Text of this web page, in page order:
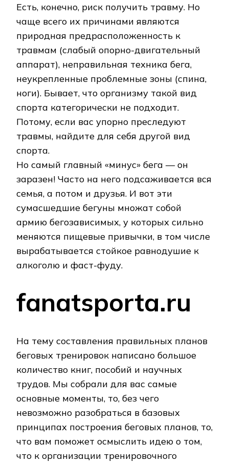
Есть, конечно, риск получить травму. Но
чаще всего их причинами являются
природная предрасположенность к
травмам (слабый опорно-двигательный
аппарат), неправильная техника бега,
неукрепленные проблемные зоны (спина,
ноги). Бывает, что организму такой вид
спорта категорически не подходит.
Потому, если вас упорно преследуют
травмы, найдите для себя другой вид
спорта.
Но самый главный «минус» бега — он
заразен! Часто на него подсаживается вся
семья, а потом и друзья. И вот эти
сумасшедшие бегуны множат собой
армию бегозависимых, у которых сильно
меняются пищевые привычки, в том числе
вырабатывается стойкое равнодушие к
алкоголю и фаст-фуду.
fanatsporta.ru
На тему составления правильных планов
беговых тренировок написано большое
количество книг, пособий и научных
трудов. Мы собрали для вас самые
основные моменты, то, без чего
невозможно разобраться в базовых
принципах построения беговых планов, то,
что вам поможет осмыслить идею о том,
что к организации тренировочного